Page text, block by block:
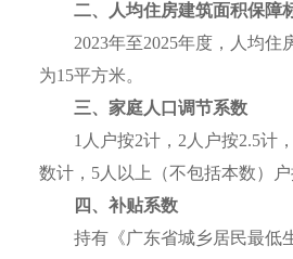
二、人均住房建筑面积保障
2023年至2025年度，人均住
为15平方米。
三、家庭人口调节系数
1人户按2计，2人户按2.5计，
数计，5人以上（不包括本数）户
四、补贴系数
持有《广东省城乡居民最低